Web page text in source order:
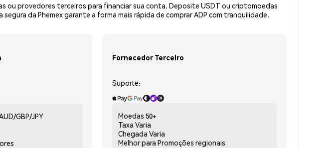
provedores terceiros para financiar sua conta. Deposite USDT ou criptomoedas
da Phemex garante a forma mais rápida de comprar ADP com tranquilidade.
GBP/JPY
Fornecedor Terceiro
Suporte:
Moedas 50+
Taxa Varia
Chegada Varia
Melhor para Promoções regionais